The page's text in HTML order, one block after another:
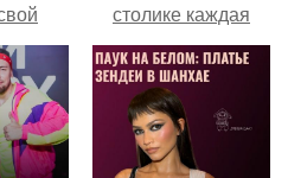
столике каждая
деталь была не
только полезной, но
и идеальной по
форме, цвету,
размеру!